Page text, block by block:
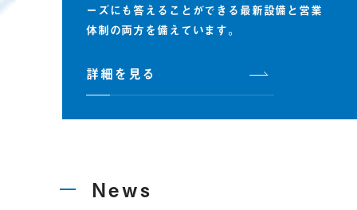
ーズにも答えることができる最新設備と営業
体制の両方を備えています。
詳細を見る
News